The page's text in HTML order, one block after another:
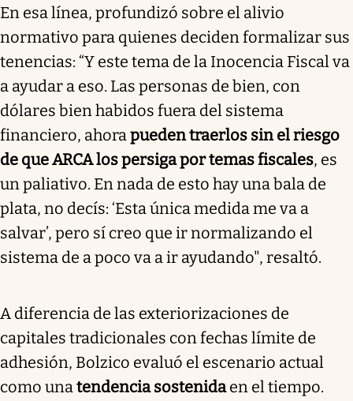
En esa línea, profundizó sobre el alivio
normativo para quienes deciden formalizar sus
tenencias: “Y este tema de la Inocencia Fiscal va
a ayudar a eso. Las personas de bien, con
dólares bien habidos fuera del sistema
financiero, ahorapueden traerlos sin el riesgo
de que ARCA los persiga por temas fiscales, es
un paliativo. En nada de esto hay una bala de
plata, no decís: ‘Esta única medida me va a
salvar’, pero sí creo que ir normalizando el
sistema de a poco va a ir ayudando", resaltó.
A diferencia de las exteriorizaciones de
capitales tradicionales con fechas límite de
adhesión, Bolzico evaluó el escenario actual
como unatendencia sostenidaen el tiempo.